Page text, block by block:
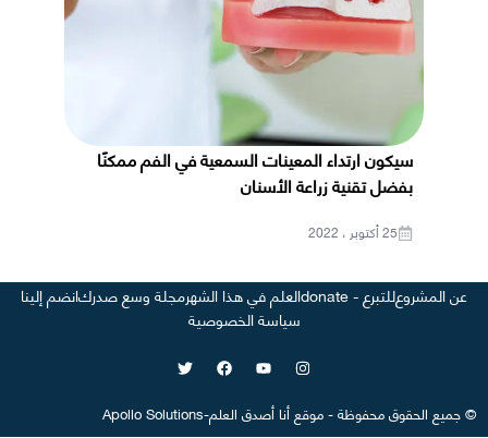
سيكون ارتداء المعينات السمعية في الفم ممكنًا
بفضل تقنية زراعة الأسنان
25 أكتوبر ، 2022
عن المشروعللتبرع - donate العلم في هذا الشهرمجلة وسع صدركانضم إلينا
سياسة الخصوصية
©جميع الحقوق محفوظة-موقعأنا أصدق العلم-
Apollo Solutions